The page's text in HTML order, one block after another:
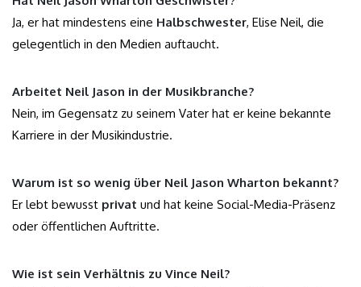
Ja, er hat mindestens eine Halbschwester, Elise Neil, die
gelegentlich in den Medien auftaucht.
Arbeitet Neil Jason in der Musikbranche?
Nein, im Gegensatz zu seinem Vater hat er keine bekannte
Karriere in der Musikindustrie.
Warum ist so wenig über Neil Jason Wharton bekannt?
Er lebt bewusst privat und hat keine Social-Media-Präsenz
oder öffentlichen Auftritte.
Wie ist sein Verhältnis zu Vince Neil?